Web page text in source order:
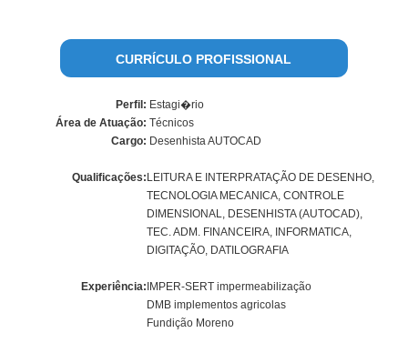
CURRÍCULO PROFISSIONAL
Perfil: Estagi�rio
Área de Atuação: Técnicos
Cargo: Desenhista AUTOCAD
Qualificações: LEITURA E INTERPRATAÇÃO DE DESENHO,
TECNOLOGIA MECANICA, CONTROLE
DIMENSIONAL, DESENHISTA (AUTOCAD),
TEC. ADM. FINANCEIRA, INFORMATICA,
DIGITAÇÃO, DATILOGRAFIA
Experiência: IMPER-SERT impermeabilização
DMB implementos agricolas
Fundição Moreno